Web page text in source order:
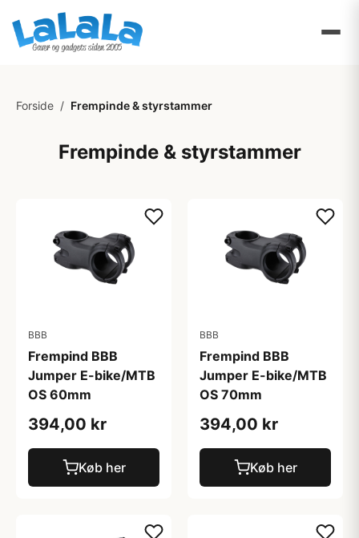
Forside / Frempinde & styrstammer
Frempinde & styrstammer
BBB
Frempind BBB
Jumper E-bike/MTB
OS 60mm
394,00 kr
Køb her
BBB
Frempind BBB
Jumper E-bike/MTB
OS 70mm
394,00 kr
Køb her